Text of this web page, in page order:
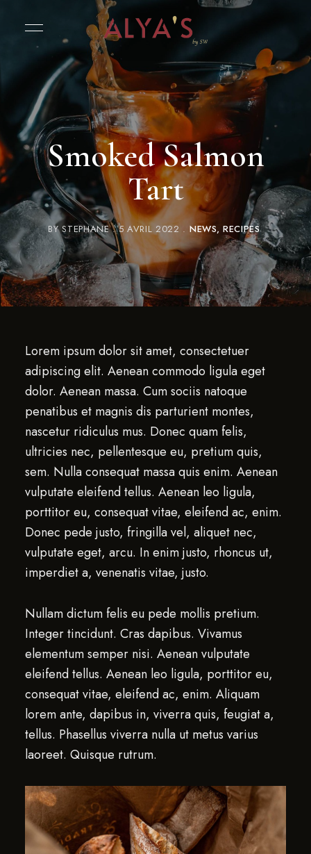
Smoked Salmon
Tart
BYSTEPHANE 5 AVRIL 2022 NEWS RECIPES
Lorem ipsum dolor sit amet, consectetuer
adipiscing elit. Aenean commodo ligula eget
dolor. Aenean massa. Cum sociis natoque
penatibus et magnis dis parturient montes,
nascetur ridiculus mus. Donec quam felis,
ultricies nec, pellentesque eu, pretium quis,
sem. Nulla consequat massa quis enim. Aenean
vulputate eleifend tellus. Aenean leo ligula,
porttitor eu, consequat vitae, eleifend ac, enim.
Donec pede justo, fringilla vel, aliquet nec,
vulputate eget, arcu. In enim justo, rhoncus ut,
imperdiet a, venenatis vitae, justo.
Nullam dictum felis eu pede mollis pretium.
Integer tincidunt. Cras dapibus. Vivamus
elementum semper nisi. Aenean vulputate
eleifend tellus. Aenean leo ligula, porttitor eu,
consequat vitae, eleifend ac, enim. Aliquam
lorem ante, dapibus in, viverra quis, feugiat a,
tellus. Phasellus viverra nulla ut metus varius
laoreet. Quisque rutrum.